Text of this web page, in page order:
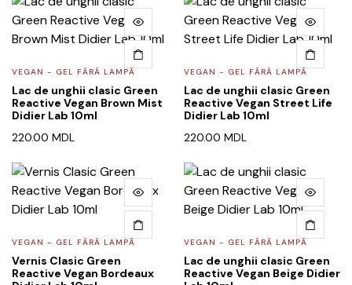
VEGAN - GEL FĂRĂ LAMPĂ
Lac de unghii clasic Green
Reactive Vegan Brown Mist
Didier Lab 10ml
220.00 MDL
VEGAN - GEL FĂRĂ LAMPĂ
Lac de unghii clasic Green
Reactive Vegan Street Life
Didier Lab 10ml
220.00 MDL
VEGAN - GEL FĂRĂ LAMPĂ
Vernis Clasic Green
Reactive Vegan Bordeaux
VEGAN - GEL FĂRĂ LAMPĂ
Lac de unghii clasic Green
Reactive Vegan Beige Didier